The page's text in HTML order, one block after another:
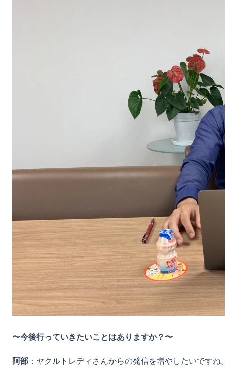
〜今後行っていきたいことはありますか？〜
阿部 ：ヤクルトレディさんからの発信を増やしたいですね